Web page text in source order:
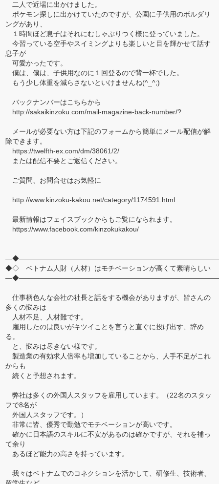
二人で近場に出かけました。
ポケモン探しに出かけていたのですが、公園に子供用のボルダリ
ングがあり、
１時間ほど息子はそれにむしゃぶりつく様に登っていました。
今習っている空手やスイミングよりも楽しいと目を輝かせて話す
息子が
可愛かったです。
僕は、僕は、子供用なのに１回登るので背一杯でした。
もう少し体重を減らさないといけませんね(^_^;)
バックナンバーはこちらから
http://sakaikinzoku.com/mail-magazine-back-number/?
メールが必要ない方は下記のフォームから簡単にメール配信が解
除できます。
https://twelfth-ex.com/dm/38061/2/
または配信不要とご返信ください。
ご質問、お問合せはお気軽に
http://www.kinzoku-kakou.net/category/1174591.html
最新情報はフェイスブックからもご覧になられます。
https://www.facebook.com/kinzokukakou/
◆◇ ベトナム人財（人材）はモチベーションが高くて素晴らしい
仕事柄色んな会社の社長と話をする機会がありますが、皆さんの
多くの悩みは
人材不足、人材難です。
雇用したのは良いがキツイことを言うと直ぐに投げ出す、辞め
る。
と、悩みは尽きない様です。
製造業の有効求人倍率も増加していることから、人手不足がこれ
からも
続くと予想されます。
弊社は多くの外国人スタッフを雇用しています。（22名のスタッ
フで8名が
外国人スタッフです。）
非常に皆、優秀で勤勉でモチベーションが高いです。
確かに日本語のスキルに不安があるのは確かですが、それを補っ
て余り
あるほど能力の高さを持っています。
我々はベトナムでのコネクションを活かして、研修生、技術者、